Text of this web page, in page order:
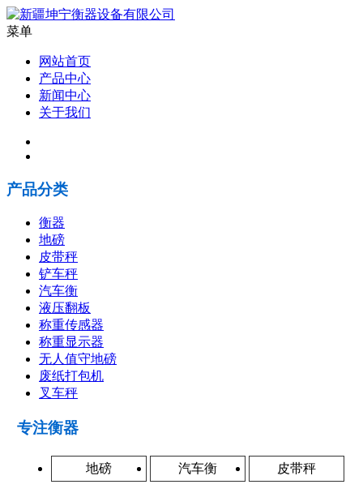
菜单
网站首页
产品中心
新闻中心
关于我们
产品分类
衡器
地磅
皮带秤
铲车秤
汽车衡
液压翻板
称重传感器
称重显示器
无人值守地磅
废纸打包机
叉车秤
专注衡器
地磅 汽车衡 皮带秤